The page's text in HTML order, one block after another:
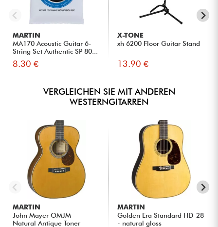
MARTIN
MA170 Acoustic Guitar 6-
String Set Authentic SP 80...
8.30 €
X-TONE
xh 6200 Floor Guitar Stand
13.90 €
VERGLEICHEN SIE MIT ANDEREN
WESTERNGITARREN
MARTIN
John Mayer OMJM -
Natural Antique Toner
MARTIN
Golden Era Standard HD-28
- natural gloss